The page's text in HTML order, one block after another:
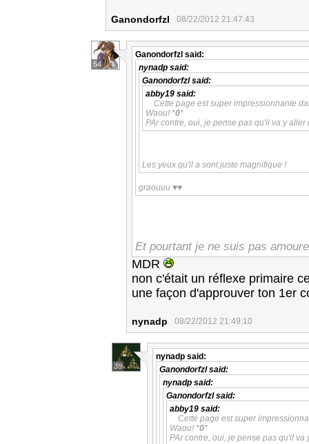
Ganondorfzl 08/22/2012 21:47:43
54
Ganondorfzl said:
nynadp said:
Ganondorfzlsaid:
abby19 said:
Cette page est super impressionnante
Waou! *0*
PAr contre, oui, je pense pas qu'il va y aller
Les yeux qu'il a sont juste magnifique !
graouuu ♥♥
Et pourtant je ne suis pas
MDR
non c'était un réflexe primaire
une façon d'approuver ton 1er
nynadp 08/22/2012 21:49:10
39
nynadp said:
Ganondorfzlsaid:
nynadp said:
Ganondorfzlsaid:
abby19 said:
Cette page est super
Waou! *0*
PAr contre, oui, je pense pas qu'il va